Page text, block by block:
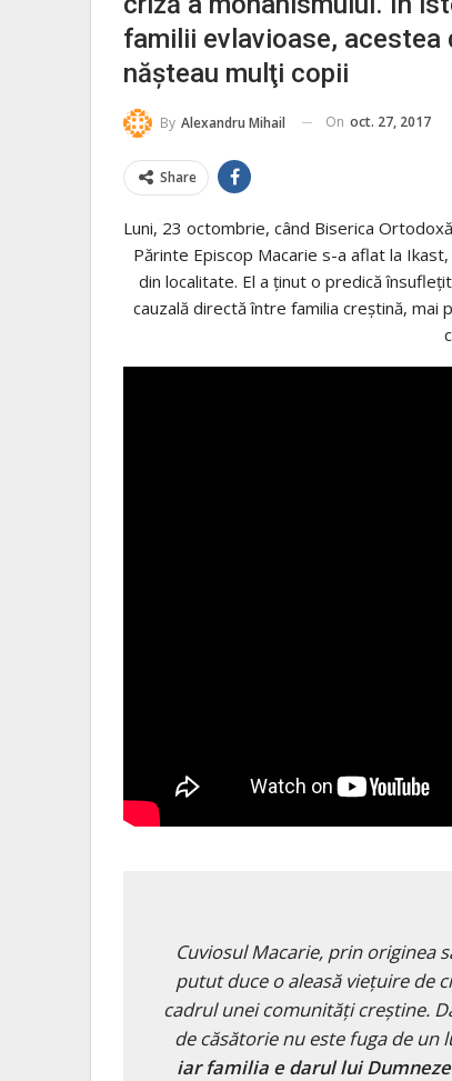
familii evlavioase, acestea
năşteau mulţi copii
By Alexandru Mihail On oct. 27, 2017
Share
Luni, 23 octombrie, când Biserica
Părinte Episcop Macarie s-a aflat la
din localitate. El a ţinut o predică
cauzală directă între familia creştină, mai
Cuviosul Macarie, prin originea
putut duce o aleasă viețuire de
cadrul unei comunități creștine.
de căsătorie nu este fuga de un
iar familia e darul lui